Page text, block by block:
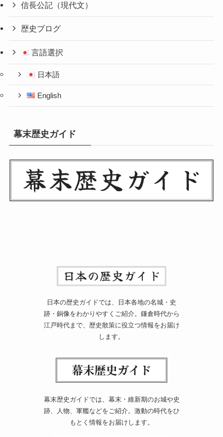
信長公記（現代文）
歴史ブログ
言語選択
日本語
English
幕末歴史ガイド
日本の歴史ガイドでは、日本各地の名城・史
跡・銅像をわかりやすくご紹介。鎌倉時代から
江戸時代まで、歴史散策に役立つ情報をお届け
します。
幕末歴史ガイドでは、幕末・維新期のお城や史
跡、人物、軍艦などをご紹介。激動の時代をひ
もとく情報をお届けします。